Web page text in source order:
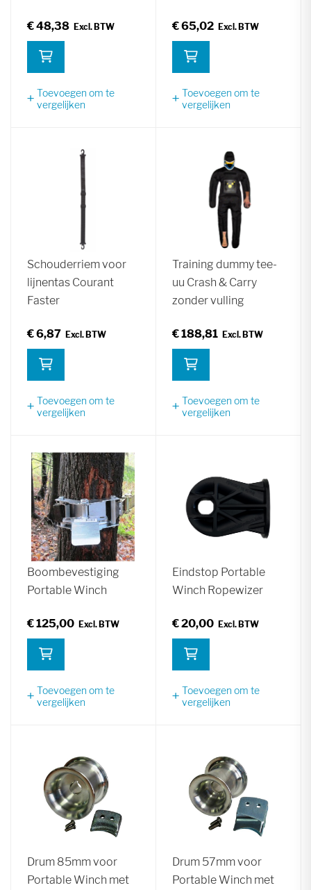
€ 48,38
Toevoegen om te
vergelijken
€ 65,02
Toevoegen om te
vergelijken
Schouderriem voor
lijnentas Courant
Faster
€ 6,87
Toevoegen om te
vergelijken
Training dummy tee-
uu Crash & Carry
zonder vulling
€ 188,81
Toevoegen om te
vergelijken
Boombevestiging
Portable Winch
€ 125,00
Toevoegen om te
vergelijken
Eindstop Portable
Winch Ropewizer
€ 20,00
Toevoegen om te
vergelijken
Drum 85mm voor
Portable Winch met
Drum 57mm voor
Portable Winch met